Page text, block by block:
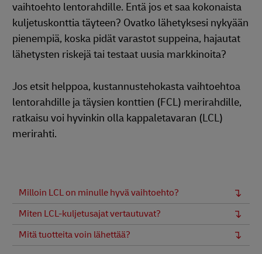
vaihtoehto lentorahdille. Entä jos et saa kokonaista
kuljetuskonttia täyteen? Ovatko lähetyksesi nykyään
pienempiä, koska pidät varastot suppeina, hajautat
lähetysten riskejä tai testaat uusia markkinoita?
Jos etsit helppoa, kustannustehokasta vaihtoehtoa
lentorahdille ja täysien konttien (FCL) merirahdille,
ratkaisu voi hyvinkin olla kappaletavaran (LCL)
merirahti.
Milloin LCL on minulle hyvä vaihtoehto?
Miten LCL-kuljetusajat vertautuvat?
Mitä tuotteita voin lähettää?